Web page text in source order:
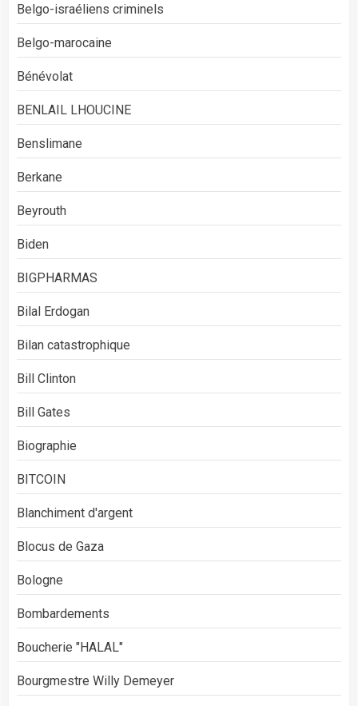
Belgo-israéliens criminels
Belgo-marocaine
Bénévolat
BENLAIL LHOUCINE
Benslimane
Berkane
Beyrouth
Biden
BIGPHARMAS
Bilal Erdogan
Bilan catastrophique
Bill Clinton
Bill Gates
Biographie
BITCOIN
Blanchiment d'argent
Blocus de Gaza
Bologne
Bombardements
Boucherie "HALAL"
Bourgmestre Willy Demeyer